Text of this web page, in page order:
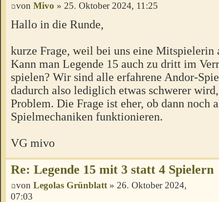
von Mivo » 25. Oktober 2024, 11:25
Hallo in die Runde,
kurze Frage, weil bei uns eine Mitspielerin
Kann man Legende 15 auch zu dritt im
spielen? Wir sind alle erfahrene Andor-
dadurch also lediglich etwas schwerer
Problem. Die Frage ist eher, ob dann noch
Spielmechaniken funktionieren.
VG mivo
Re: Legende 15 mit 3 statt 4 Spielern
von Legolas Grünblatt » 26. Oktober 2024,
07:03